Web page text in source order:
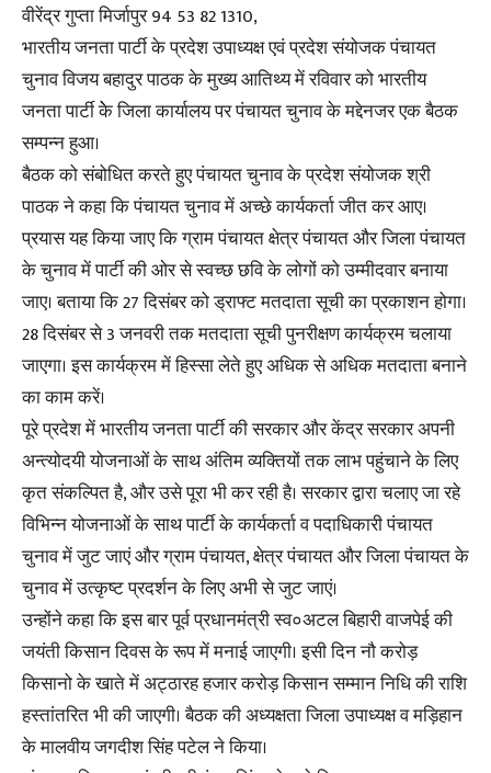
वीरेंद्र गुप्ता मिर्जापुर 94 53 82 1310,
भारतीय जनता पार्टी के प्रदेश उपाध्यक्ष एवं प्रदेश संयोजक पंचायत
चुनाव विजय बहादुर पाठक के मुख्य आतिथ्य में रविवार को भारतीय
जनता पार्टी केे जिला कार्यालय पर पंचायत चुनाव के मद्देनजर एक बैठक
सम्पन्न हुआ।
बैठक को संबोधित करते हुए पंचायत चुनाव के प्रदेश संयोजक श्री
पाठक ने कहा कि पंचायत चुनाव में अच्छे कार्यकर्ता जीत कर आए।
प्रयास यह किया जाए कि ग्राम पंचायत क्षेत्र पंचायत और जिला पंचायत
के चुनाव में पार्टी की ओर से स्वच्छ छवि के लोगों को उम्मीदवार बनाया
जाए। बताया कि 27 दिसंबर को ड्राफ्ट मतदाता सूची का प्रकाशन होगा।
28 दिसंबर से 3 जनवरी तक मतदाता सूची पुनरीक्षण कार्यक्रम चलाया
जाएगा। इस कार्यक्रम में हिस्सा लेते हुए अधिक से अधिक मतदाता बनाने
का काम करें।
पूरे प्रदेश में भारतीय जनता पार्टी की सरकार और केंद्र सरकार अपनी
अन्त्योदयी योजनाओं के साथ अंतिम व्यक्तियों तक लाभ पहुंचाने के लिए
कृत संकल्पित है, और उसे पूरा भी कर रही है। सरकार द्वारा चलाए जा रहे
विभिन्न योजनाओं के साथ पार्टी के कार्यकर्ता व पदाधिकारी पंचायत
चुनाव में जुट जाएं और ग्राम पंचायत, क्षेत्र पंचायत और जिला पंचायत के
चुनाव में उत्कृष्ट प्रदर्शन के लिए अभी से जुट जाएं।
उन्होंने कहा कि इस बार पूर्व प्रधानमंत्री स्व०अटल बिहारी वाजपेई की
जयंती किसान दिवस के रूप में मनाई जाएगी। इसी दिन नौ करोड़
किसानो के खाते में अट्ठारह हजार करोड़ किसान सम्मान निधि की राशि
हस्तांतरित भी की जाएगी। बैठक की अध्यक्षता जिला उपाध्यक्ष व मड़िहान
के मालवीय जगदीश सिंह पटेल ने किया।